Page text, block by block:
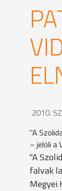
2010.
"A
– jelöli a
"A
falvak
Megyei